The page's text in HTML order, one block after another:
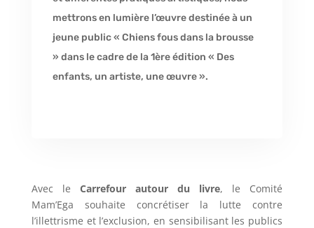
mettrons en lumière l’œuvre destinée à un
jeune public « Chiens fous dans la brousse
» dans le cadre de la 1ère édition « Des
enfants, un artiste, une œuvre ».
Avec le Carrefour autour du livre, le Comité
Mam’Ega souhaite concrétiser la lutte contre
l’illettrisme et l’exclusion, en sensibilisant les publics